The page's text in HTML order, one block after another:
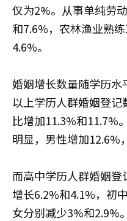
仅为2%。从事单纯劳
和7.6%，农林渔业熟
4.6%。
婚姻增长数量随学历
以上学历人群婚姻登
比增加11.3%和11.7%
明显，男性增加12.6%
而高中学历人群婚姻
增长6.2%和4.1%，初
女分别减少3%和2.9%。